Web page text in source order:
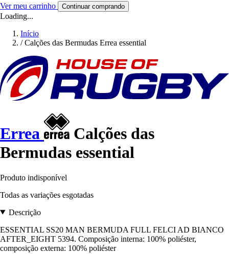
Ver meu carrinho Continuar comprando
Loading...
Início
/ Calções das Bermudas Errea essential
Errea
Calções das
Bermudas essential
Produto indisponível
Todas as variações esgotadas
Descrição
ESSENTIAL SS20 MAN BERMUDA FULL FELCI AD BIANCO
AFTER_EIGHT 5394. Composição interna: 100% poliéster,
composição externa: 100% poliéster